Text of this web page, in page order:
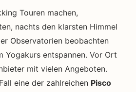
Touren machen,
nachts den klarsten Himmel
Observatorien beobachten
Yogakurs entspannen. Vor Ort
mit vielen Angeboten.
eine der zahlreichen Pisco